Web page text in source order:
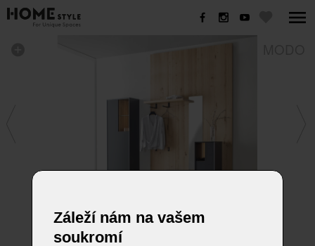
Záleží nám na vašem
soukromí